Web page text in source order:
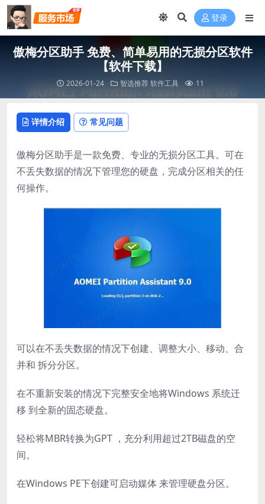
登录
傲梅分区助手 免费、简单易用的无损分区软件
【软件下载】
2026-01-24 智选推荐 软件工具 11
详情介绍 常见问题
傲梅分区助手是一款免费、专业的无损分区工具。可在
不丢失数据的情况下管理您的硬盘，完成分区相关的任
何操作。
可以在不丢失数据的情况下创建、调整大小、移动、合
并和 拆分分区。
在不重新安装的情况下完整安全地将Windows 系统迁
移 到全新的固态硬盘。
轻松将MBR转换为GPT ，充分利用超过2TB磁盘的空
间。
在Windows PE下创建可启动媒体 来管理硬盘分区。